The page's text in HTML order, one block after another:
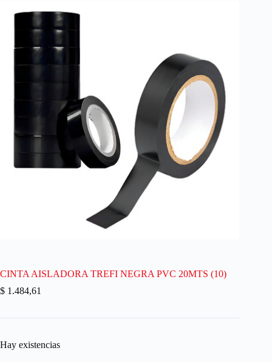
CINTA AISLADORA TREFI NEGRA PVC 20MTS (10)
$ 1.484,61
Hay existencias